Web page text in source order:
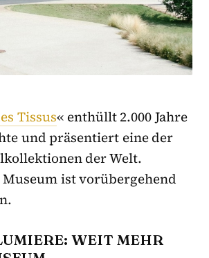
Tissus« enthüllt 2.000 Jahre
und präsentiert eine der
der Welt.
ist vorübergehend
WEIT MEHR